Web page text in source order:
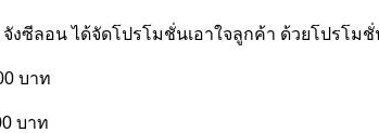
งซีลอน ได้จัดโปรโมชั่นเอาใจลูกค้า ด้วยโปรโม
บาท
บาท